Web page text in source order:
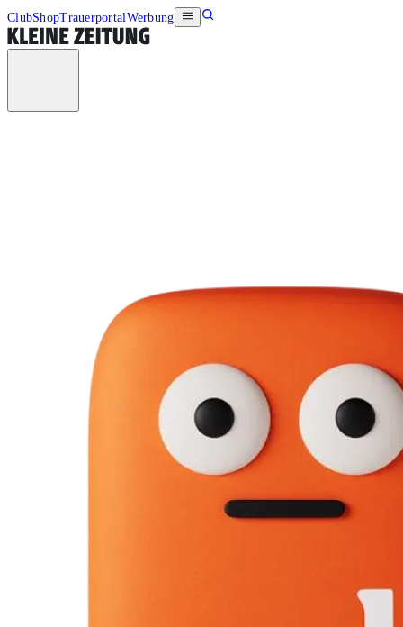
ClubShopTrauerportalWerbung